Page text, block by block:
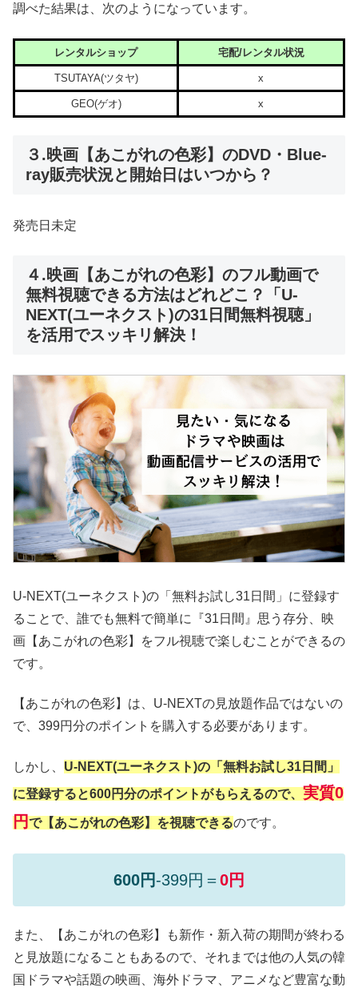
調べた結果は、次のようになっています。
レンタルショップ 宅配/レンタル状況
TSUTAYA(ツタヤ) x
GEO(ゲオ) x
３.映画【あこがれの色彩】のDVD・Blue-
ray販売状況と開始日はいつから？
発売日未定
４.映画【あこがれの色彩】のフル動画で
無料視聴できる方法はどれどこ？「U-
NEXT(ユーネクスト)の31日間無料視聴」
を活用でスッキリ解決！
U-NEXT(ユーネクスト)の「無料お試し31日間」に登録す
ることで、誰でも無料で簡単に『31日間』思う存分、映
画【あこがれの色彩】をフル視聴で楽しむことができるの
です。
【あこがれの色彩】は、U-NEXTの見放題作品ではないの
で、399円分のポイントを購入する必要があります。
しかし、 U-NEXT(ユーネクスト)の「無料お試し31日間」
に登録すると600円分のポイントがもらえるので、 実質0
円で【あこがれの色彩】を視聴できるのです。
600円-399円＝0円
また、【あこがれの色彩】も新作・新入荷の期間が終わる
と見放題になることもあるので、それまでは他の人気の韓
国ドラマや話題の映画、海外ドラマ、アニメなど豊富な動